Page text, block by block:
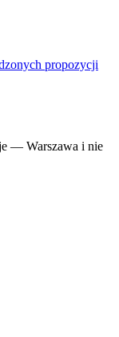
propozycji
— Warszawa i nie